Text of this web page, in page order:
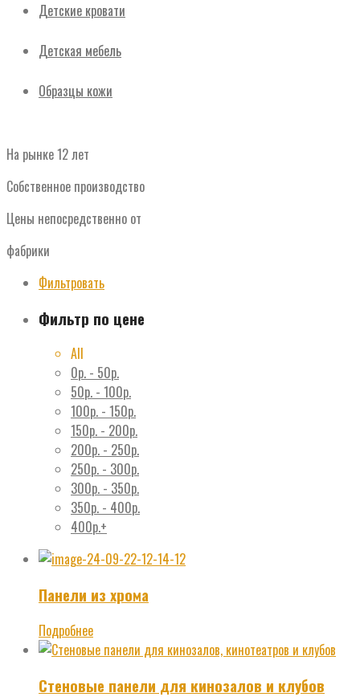
Детские кровати
Детская мебель
Образцы кожи
На рынке 12 лет
Собственное производство
Цены непосредственно от
фабрики
Фильтровать
Фильтр по цене
All
0р. - 50р.
50р. - 100р.
100р. - 150р.
150р. - 200р.
200р. - 250р.
250р. - 300р.
300р. - 350р.
350р. - 400р.
400р.+
Панели из хрома
Подробнее
Стеновые панели для кинозалов и клубов